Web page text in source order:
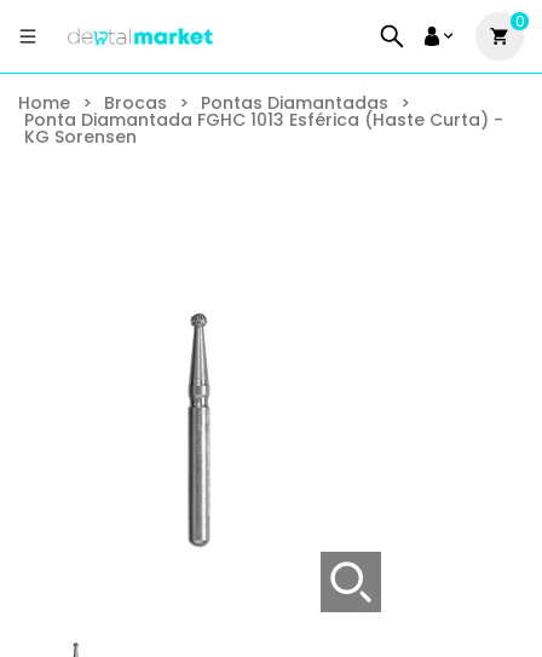
0
Home > Brocas > Pontas Diamantadas >
Ponta Diamantada FGHC 1013 Esférica (Haste Curta) -
KG Sorensen